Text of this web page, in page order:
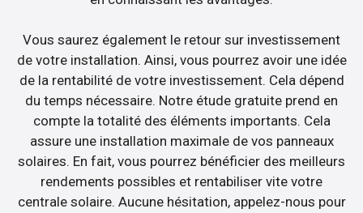
Vous saurez également le retour sur investissement
de votre installation. Ainsi, vous pourrez avoir une idée
de la rentabilité de votre investissement. Cela dépend
du temps nécessaire. Notre étude gratuite prend en
compte la totalité des éléments importants. Cela
assure une installation maximale de vos panneaux
solaires. En fait, vous pourrez bénéficier des meilleurs
rendements possibles et rentabiliser vite votre
centrale solaire. Aucune hésitation, appelez-nous pour